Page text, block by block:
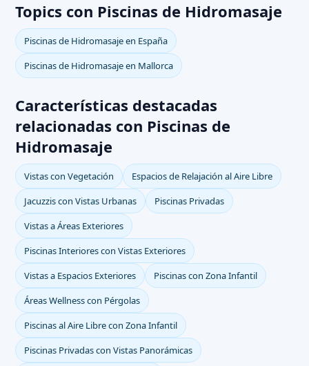
Topics con Piscinas de Hidromasaje
Piscinas de Hidromasaje en España
Piscinas de Hidromasaje en Mallorca
Características destacadas
relacionadas con Piscinas de
Hidromasaje
Vistas con Vegetación
Espacios de Relajación al Aire Libre
Jacuzzis con Vistas Urbanas
Piscinas Privadas
Vistas a Áreas Exteriores
Piscinas Interiores con Vistas Exteriores
Vistas a Espacios Exteriores
Piscinas con Zona Infantil
Áreas Wellness con Pérgolas
Piscinas al Aire Libre con Zona Infantil
Piscinas Privadas con Vistas Panorámicas